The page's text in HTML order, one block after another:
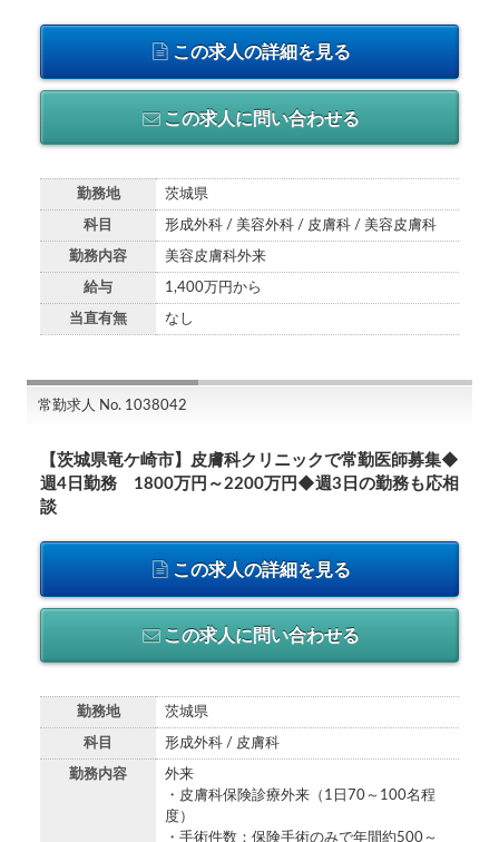
この求人の詳細を見る
この求人に問い合わせる
勤務地 茨城県
科目 形成外科 / 美容外科 / 皮膚科 / 美容皮膚科
勤務内容 美容皮膚科外来
給与 1,400万円から
当直有無 なし
常勤求人 No. 1038042
【茨城県竜ケ崎市】皮膚科クリニックで常勤医師募集◆
週4日勤務 1800万円～2200万円◆週3日の勤務も応相
談
この求人の詳細を見る
この求人に問い合わせる
勤務地 茨城県
科目 形成外科 / 皮膚科
勤務内容
外来
・皮膚科保険診療外来（1日70～100名程
度）
・手術件数：保険手術のみで年間約500～